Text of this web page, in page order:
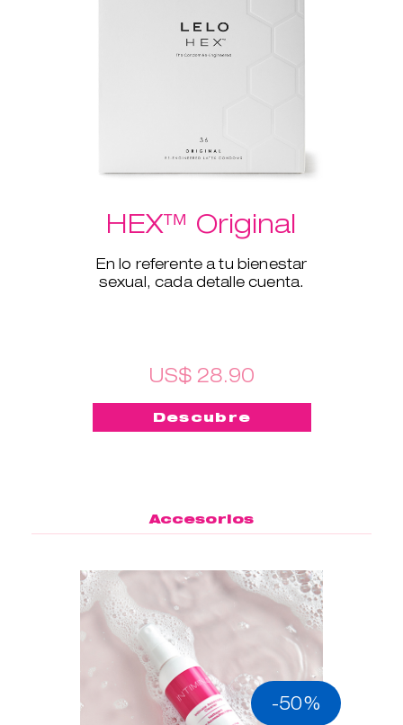
HEX™ Original
En lo referente a tu bienestar
sexual, cada detalle cuenta.
US$ 28.90
Descubre
Accesorios
-50%